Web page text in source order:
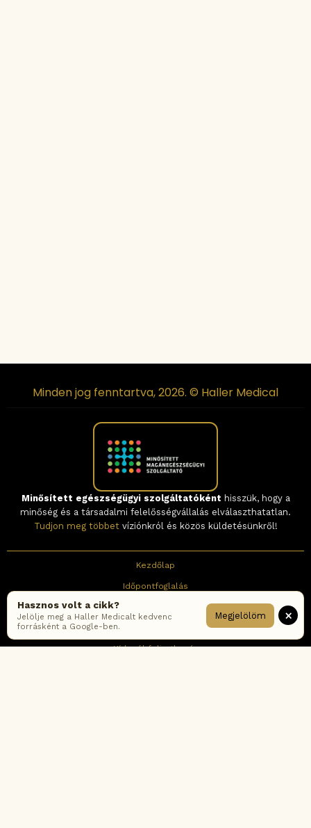
×
Hasznos volt a cikk?
Jelölje meg a Haller Medicalt kedvenc
forrásként a Google-ben.
Megjelölöm
Minden jog fenntartva, 2026. © Haller Medical
Minősített egészségügyi szolgáltatóként hisszük, hogy a
minőség és a társadalmi felelősségvállalás elválaszthatatlan.
Tudjon meg többetvíziónkról és közös küldetésünkről!
Kezdőlap
Időpontfoglalás
Hírlevél feliratkozás